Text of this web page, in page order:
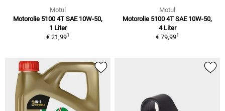
Motul
Motorolie 5100 4T SAE 10W-50,
1 Liter
€ 21,991
Motul
Motorolie 5100 4T SAE 10W-50,
4 Liter
€ 79,991